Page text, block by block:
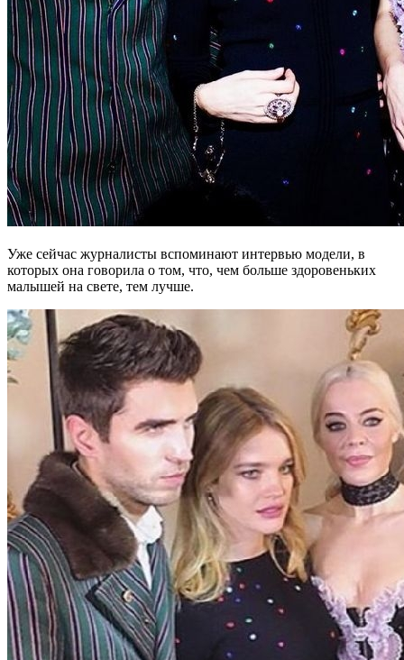
Уже сейчас журналисты вспоминают интервью модели, в
которых она говорила о том, что, чем больше здоровеньких
малышей на свете, тем лучше.